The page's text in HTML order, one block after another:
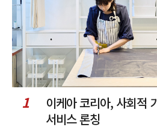
1
이케아 코리아, 사회적
서비스 론칭